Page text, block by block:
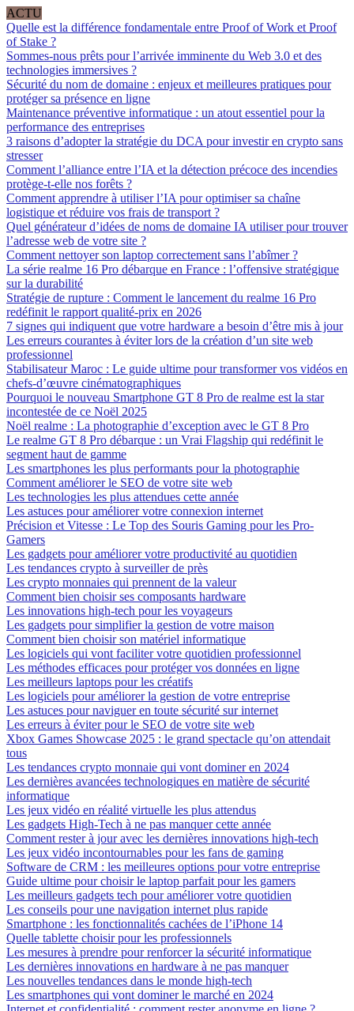
ACTU
Quelle est la différence fondamentale entre Proof of Work et Proof
of Stake ?
Sommes-nous prêts pour l’arrivée imminente du Web 3.0 et des
technologies immersives ?
Sécurité du nom de domaine : enjeux et meilleures pratiques pour
protéger sa présence en ligne
Maintenance préventive informatique : un atout essentiel pour la
performance des entreprises
3 raisons d’adopter la stratégie du DCA pour investir en crypto sans
stresser
Comment l’alliance entre l’IA et la détection précoce des incendies
protège-t-elle nos forêts ?
Comment apprendre à utiliser l’IA pour optimiser sa chaîne
logistique et réduire vos frais de transport ?
Quel générateur d’idées de noms de domaine IA utiliser pour trouver
l’adresse web de votre site ?
Comment nettoyer son laptop correctement sans l’abîmer ?
La série realme 16 Pro débarque en France : l’offensive stratégique
sur la durabilité
Stratégie de rupture : Comment le lancement du realme 16 Pro
redéfinit le rapport qualité-prix en 2026
7 signes qui indiquent que votre hardware a besoin d’être mis à jour
Les erreurs courantes à éviter lors de la création d’un site web
professionnel
Stabilisateur Maroc : Le guide ultime pour transformer vos vidéos en
chefs-d’œuvre cinématographiques
Pourquoi le nouveau Smartphone GT 8 Pro de realme est la star
incontestée de ce Noël 2025
Noël realme : La photographie d’exception avec le GT 8 Pro
Le realme GT 8 Pro débarque : un Vrai Flagship qui redéfinit le
segment haut de gamme
Les smartphones les plus performants pour la photographie
Comment améliorer le SEO de votre site web
Les technologies les plus attendues cette année
Les astuces pour améliorer votre connexion internet
Précision et Vitesse : Le Top des Souris Gaming pour les Pro-
Gamers
Les gadgets pour améliorer votre productivité au quotidien
Les tendances crypto à surveiller de près
Les crypto monnaies qui prennent de la valeur
Comment bien choisir ses composants hardware
Les innovations high-tech pour les voyageurs
Les gadgets pour simplifier la gestion de votre maison
Comment bien choisir son matériel informatique
Les logiciels qui vont faciliter votre quotidien professionnel
Les méthodes efficaces pour protéger vos données en ligne
Les meilleurs laptops pour les créatifs
Les logiciels pour améliorer la gestion de votre entreprise
Les astuces pour naviguer en toute sécurité sur internet
Les erreurs à éviter pour le SEO de votre site web
Xbox Games Showcase 2025 : le grand spectacle qu’on attendait
tous
Les tendances crypto monnaie qui vont dominer en 2024
Les dernières avancées technologiques en matière de sécurité
informatique
Les jeux vidéo en réalité virtuelle les plus attendus
Les gadgets High-Tech à ne pas manquer cette année
Comment rester à jour avec les dernières innovations high-tech
Les jeux vidéo incontournables pour les fans de gaming
Software de CRM : les meilleures options pour votre entreprise
Guide ultime pour choisir le laptop parfait pour les gamers
Les meilleurs gadgets tech pour améliorer votre quotidien
Les conseils pour une navigation internet plus rapide
Smartphone : les fonctionnalités cachées de l’iPhone 14
Quelle tablette choisir pour les professionnels
Les mesures à prendre pour renforcer la sécurité informatique
Les dernières innovations en hardware à ne pas manquer
Les nouvelles tendances dans le monde high-tech
Les smartphones qui vont dominer le marché en 2024